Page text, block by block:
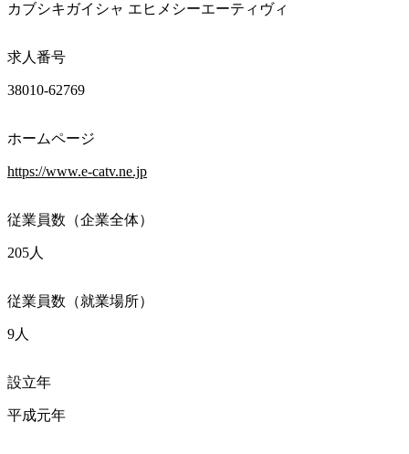
カブシキガイシャ エヒメシーエーティヴィ
求人番号
38010-62769
ホームページ
https://www.e-catv.ne.jp
従業員数（企業全体）
205人
従業員数（就業場所）
9人
設立年
平成元年